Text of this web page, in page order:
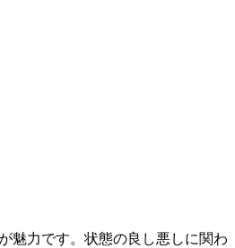
魅力です。状態の良し悪しに関わ